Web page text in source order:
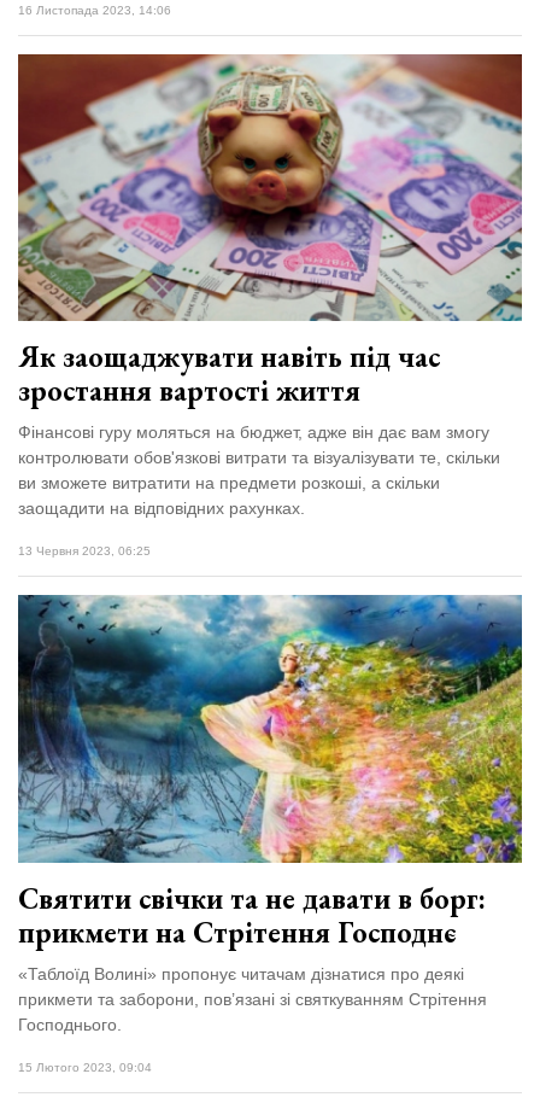
16 Листопада 2023, 14:06
Як заощаджувати навіть під час
зростання вартості життя
Фінансові гуру моляться на бюджет, адже він дає вам змогу
контролювати обов'язкові витрати та візуалізувати те, скільки
ви зможете витратити на предмети розкоші, а скільки
заощадити на відповідних рахунках.
13 Червня 2023, 06:25
Святити свічки та не давати в борг:
прикмети на Стрітення Господнє
«Таблоїд Волині» пропонує читачам дізнатися про деякі
прикмети та заборони, пов’язані зі святкуванням Стрітення
Господнього.
15 Лютого 2023, 09:04